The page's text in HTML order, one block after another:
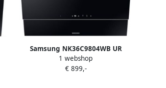
Samsung NK36C9804WB UR
afzuigkap Muurmontage Zwart
560 m³ uur A+
1 webshop
€ 899,-